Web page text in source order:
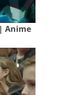
Anime